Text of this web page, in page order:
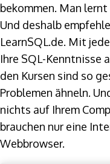
bekommen. Man
Und deshalb
LearnSQL.de. Mit
Ihre SQL-Kenntnisse
den Kursen sind so
Problemen ähneln.
nichts auf Ihrem
brauchen nur eine
Webbrowser.